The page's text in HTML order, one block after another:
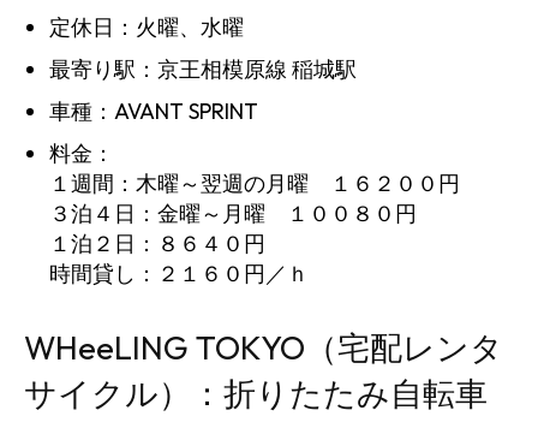
定休日：火曜、水曜
最寄り駅：京王相模原線 稲城駅
車種：AVANT SPRINT
料金：
１週間：木曜～翌週の月曜 １６２００円
３泊４日：金曜～月曜 １００８０円
１泊２日：８６４０円
時間貸し：２１６０円／ｈ
WHeeLING TOKYO（宅配レンタ
サイクル）：折りたたみ自転車